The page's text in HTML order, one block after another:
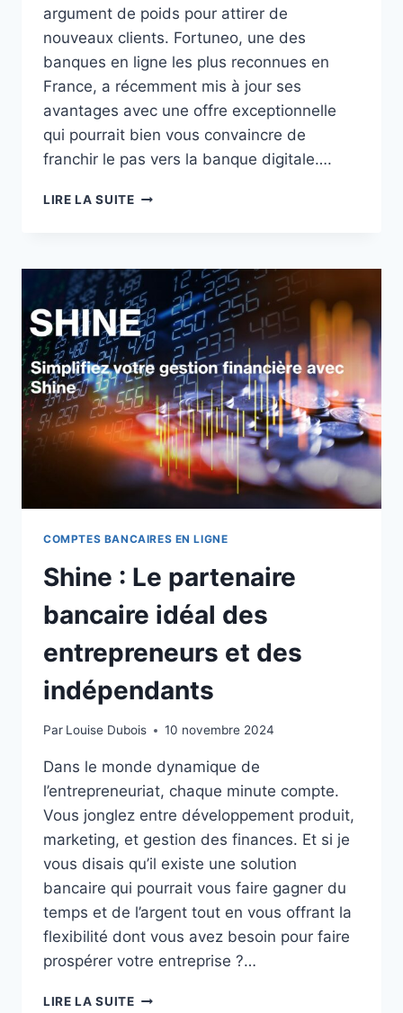
argument de poids pour attirer de
nouveaux clients. Fortuneo, une des
banques en ligne les plus reconnues en
France, a récemment mis à jour ses
avantages avec une offre exceptionnelle
qui pourrait bien vous convaincre de
franchir le pas vers la banque digitale….
LIRE LA SUITEL’OFFRE
€
DE
PRIME
DE
BIENVENUE
QUI
CHANGE
TOUT
COMPTES BANCAIRES EN LIGNE
Shine : Le partenaire
bancaire idéal des
entrepreneurs et des
indépendants
Par Louise Dubois 10 novembre 2024
Dans le monde dynamique de
l’entrepreneuriat, chaque minute compte.
Vous jonglez entre développement produit,
marketing, et gestion des finances. Et si je
vous disais qu’il existe une solution
bancaire qui pourrait vous faire gagner du
temps et de l’argent tout en vous offrant la
flexibilité dont vous avez besoin pour faire
prospérer votre entreprise ?…
LIRE LA SUITESHINE